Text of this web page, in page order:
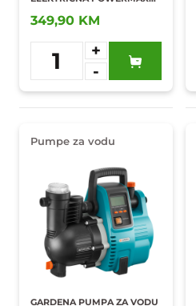
1200/3
349,90 KM
1
+
-
Dodaj u
omiljene
Pumpe za vodu
GARDENA PUMPA ZA VODU